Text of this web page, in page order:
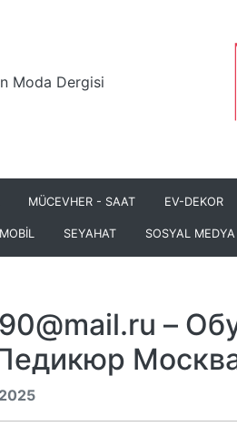
Moda Dergisi
MÜCEVHER - SAAT EV-DEKOR
SEYAHAT SOSYAL MEDYA
–